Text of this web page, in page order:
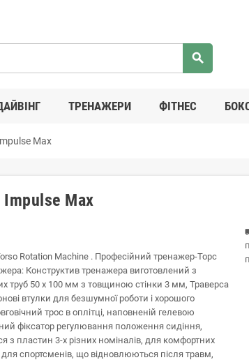
search
ТРЕНАЖЕРИ ФІТНЕС
Max
Max
Rotation Machine . Професійний тренажер-Торс
Конструктив тренажера виготовлений з
труб 50 х 100 мм з товщиною стінки 3 мм, Траверса
втулки для безшумної роботи і хорошого
трос в оплітці, наповненій гелевою
фіксатор регулювання положення сидіння,
з пластин 3-х різних номіналів, для комфортних
для спортсменів, що відновлюються після травм,